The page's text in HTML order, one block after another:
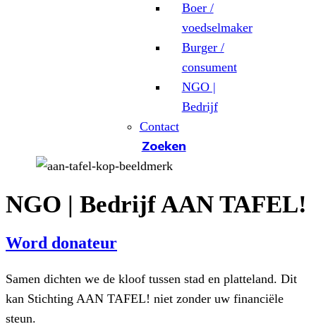
Boer /
voedselmaker
Burger /
consument
NGO |
Bedrijf
Contact
Zoeken
NGO | Bedrijf AAN TAFEL!
Word donateur
Samen dichten we de kloof tussen stad en platteland. Dit
kan Stichting AAN TAFEL! niet zonder uw financiële
steun.